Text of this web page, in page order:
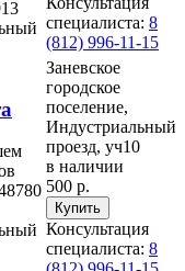
специалиста: 8
(812) 996-11-15
Заневское
городское
поселение,
Индустриальный
проезд, уч10
в наличии
500 р.
Консультация
специалиста: 8